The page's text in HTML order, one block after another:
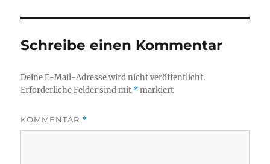
Schreibe einen Kommentar
Deine E-Mail-Adresse wird nicht veröffentlicht.
Erforderliche Felder sind mit *markiert
KOMMENTAR *